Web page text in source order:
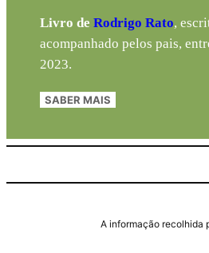
Livro deRodrigo Rato,
acompanhado pelos pais,
2023.
SABER MAIS
A informação recolhida